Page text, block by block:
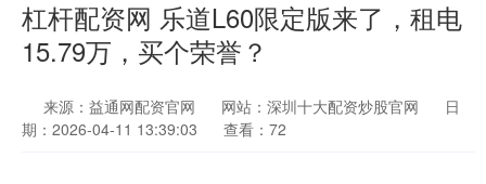
杠杆配资网 乐道L60限定版来了，租电
15.79万，买个荣誉？
来源：益通网配资官网 网站：深圳十大配资炒股官网
日
期：2026-04-11 13:39:03
查看：72